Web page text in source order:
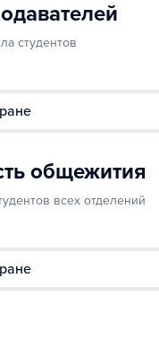
студентов
общежития
всех отделений